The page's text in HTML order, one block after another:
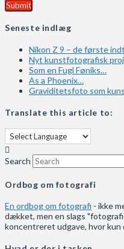
Seneste indlæg
Nikon Z 9 – de første
Nyt kunstfotografisk
Som en Fugl Føniks…
As a Phoenix…
Graviditetsfoto som
Translate this article to:
Search
Ordbog om fotografi
En ordbog om fotografi - ikke
dækket, men en slags
koncentreret udgave, hvor